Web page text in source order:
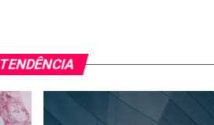
TENDÊNCIA